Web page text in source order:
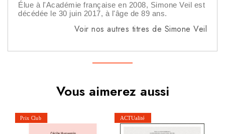
Élue à l'Académie française en 2008, Simone Veil est
décédée le 30 juin 2017, à l'âge de 89 ans.
Voir nos autres titres de Simone Veil
Vous aimerez aussi